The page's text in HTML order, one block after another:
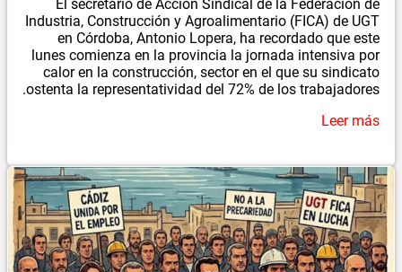
El secretario de Acción Sindical de la Federación de
Industria, Construcción y Agroalimentario (FICA) de UGT
en Córdoba, Antonio Lopera, ha recordado que este
lunes comienza en la provincia la jornada intensiva por
calor en la construcción, sector en el que su sindicato
ostenta la representatividad del 72% de los trabajadores.
Leer más